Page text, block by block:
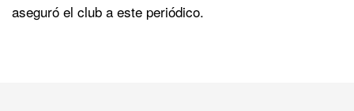
aseguró el club a este periódico.